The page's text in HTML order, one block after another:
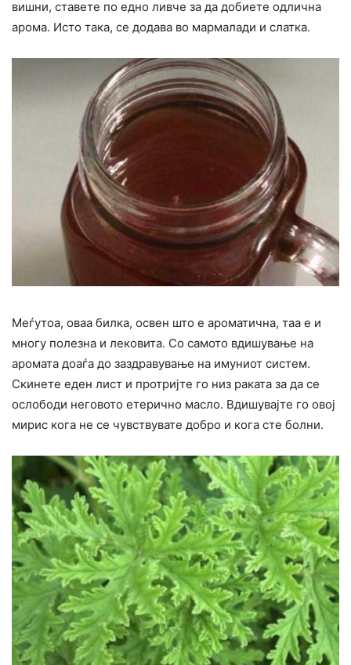
вишни, ставете по едно ливче за да добиете одлична
арома. Исто така, се додава во мармалади и слатка.
Меѓутоа, оваа билка, освен што е ароматична, таа е и
многу полезна и лековита. Со самото вдишување на
аромата доаѓа до заздравување на имуниот систем.
Скинете еден лист и протријте го низ раката за да се
ослободи неговото етерично масло. Вдишувајте го овој
мирис кога не се чувствувате добро и кога сте болни.